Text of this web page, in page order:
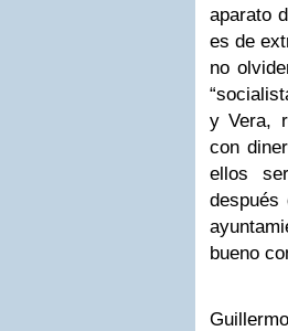
aparato
es de
no
y Vera,
con
ellos
después
bueno